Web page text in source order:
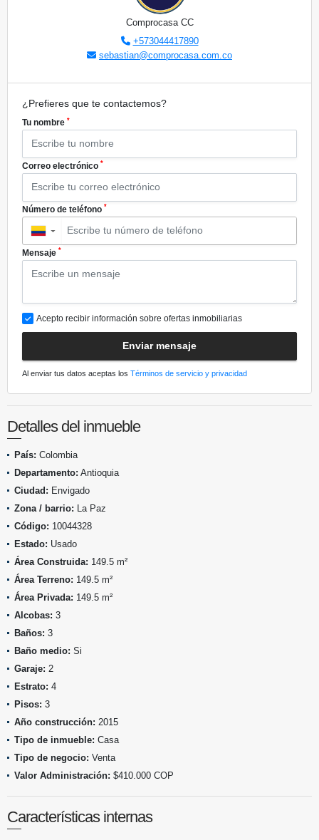
Comprocasa CC
+573044417890
sebastian@comprocasa.com.co
¿Prefieres que te contactemos?
Tu nombre *
Correo electrónico *
Número de teléfono *
▼
Mensaje *
Acepto recibir información sobre ofertas inmobiliarias
Enviar mensaje
Al enviar tus datos aceptas los Términos de servicio y privacidad
Detalles del inmueble
País: Colombia
Departamento: Antioquia
Ciudad: Envigado
Zona / barrio: La Paz
Código: 10044328
Estado: Usado
Área Construida: 149.5 m²
Área Terreno: 149.5 m²
Área Privada: 149.5 m²
Alcobas: 3
Baños: 3
Baño medio: Si
Garaje: 2
Estrato: 4
Pisos: 3
Año construcción: 2015
Tipo de inmueble: Casa
Tipo de negocio: Venta
Valor Administración: $410.000 COP
Características internas